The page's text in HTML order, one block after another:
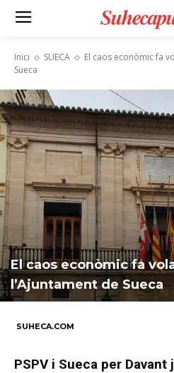
Inici SUECA
El caos econòmic fa
Sueca
El caos econòmic fa
l’Ajuntament de Sueca
SUHECA.COM
PSPV i Sueca per